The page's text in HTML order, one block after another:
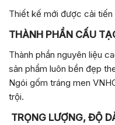
Thiết kế mới được cải tiến
THÀNH PHẦN CẤU
Thành phần nguyên liệu
sản phẩm luôn bền đẹp
Ngói gốm tráng men
trội.
TRỌNG LƯỢNG, ĐỘ